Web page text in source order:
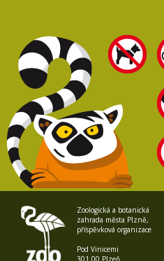
Zoologická a botanická
zahrada města Plzně,
příspěvková organizace
Pod Vinicemi
301 00 Plzeň